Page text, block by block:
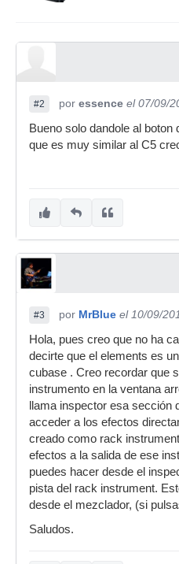
#2 por essence el 07/09/
Bueno solo dandole al
que es muy similar al C5
#3 por MrBlue el 10/09/
Hola, pues creo que no ha
decirte que el elements es
cubase . Creo recordar que
instrumento en la ventana
llama inspector esa sección
acceder a los efectos
creado como rack
efectos a la salida de ese
puedes hacer desde el
pista del rack instrument.
desde el mezclador, (si
Saludos.